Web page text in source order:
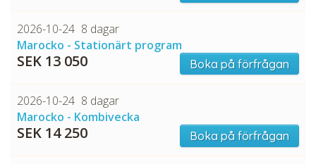
2026-10-24 8 dagar
Marocko - Stationärt program
SEK 13 050 Boka på förfrågan
2026-10-24 8 dagar
Marocko - Kombivecka
SEK 14 250 Boka på förfrågan